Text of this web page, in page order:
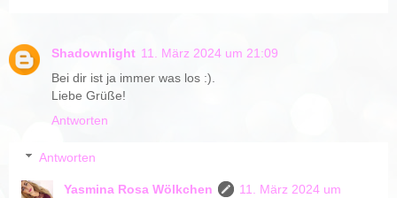
Shadownlight 11. März 2024 um 21:09
Bei dir ist ja immer was los :).
Liebe Grüße!
Antworten
Antworten
Yasmina Rosa Wölkchen
11. März 2024 um